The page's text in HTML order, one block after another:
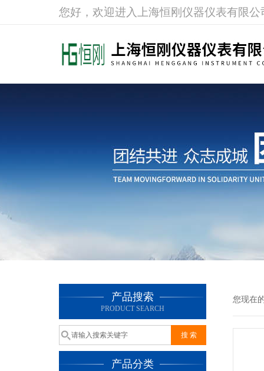
您好，欢迎进入上海恒刚仪器仪表有限公
产品搜索
PRODUCT SEARCH
产品分类
您现在